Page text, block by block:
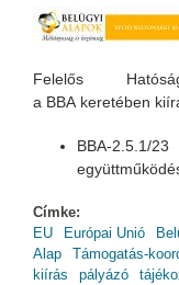
Felelős
a BBA keretében
BBA-2.5.1/
Címke:
EU
Európai Unió
Alap
Támogatás-
kiírás
pályázó